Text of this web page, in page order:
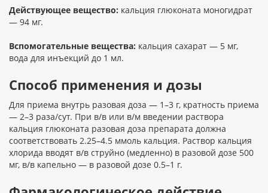
Действующее вещество: кальция глюконата моногидрат
— 94 мг.
Вспомогательные вещества: кальция сахарат — 5 мг,
вода для инъекций до 1 мл.
Способ применения и дозы
Для приема внутрь разовая доза — 1–3 г, кратность приема
— 2–3 раза/сут. При в/в или в/м введении раствора
кальция глюконата разовая доза препарата должна
соответствовать 2.25–4.5 ммоль кальция. Раствор кальция
хлорида вводят в/в струйно (медленно) в разовой дозе 500
мг, в/в капельно — в разовой дозе 0.5–1 г.